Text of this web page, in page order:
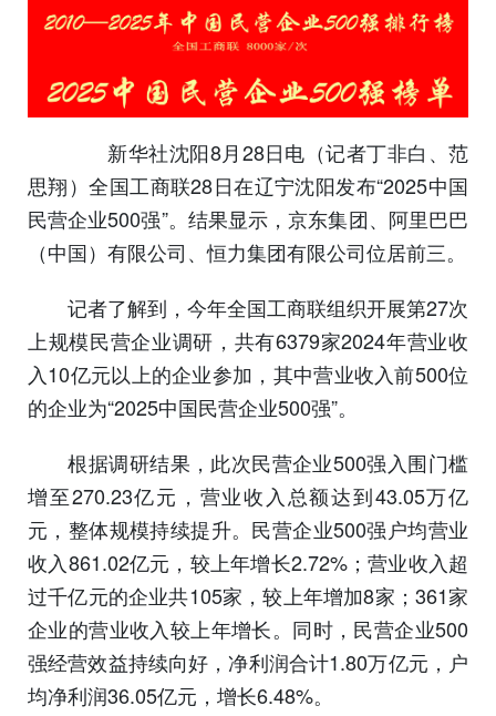
新华社沈阳8月28日电（记者丁非白、范
思翔）全国工商联28日在辽宁沈阳发布“2025中国
民营企业500强”。结果显示，京东集团、阿里巴巴
（中国）有限公司、恒力集团有限公司位居前三。
记者了解到，今年全国工商联组织开展第27次
上规模民营企业调研，共有6379家2024年营业收
入10亿元以上的企业参加，其中营业收入前500位
的企业为“2025中国民营企业500强”。
根据调研结果，此次民营企业500强入围门槛
增至270.23亿元，营业收入总额达到43.05万亿
元，整体规模持续提升。民营企业500强户均营业
收入861.02亿元，较上年增长2.72%；营业收入超
过千亿元的企业共105家，较上年增加8家；361家
企业的营业收入较上年增长。同时，民营企业500
强经营效益持续向好，净利润合计1.80万亿元，户
均净利润36.05亿元，增长6.48%。